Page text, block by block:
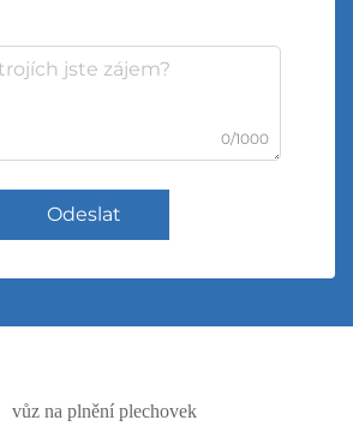
0/1000
Odeslat
vůz na plnění plechovek